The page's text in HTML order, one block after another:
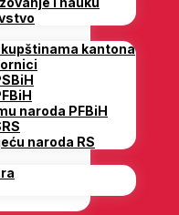
kantona
naroda PFBiH
naroda RS